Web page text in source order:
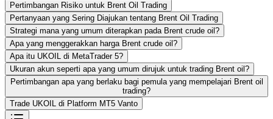
Pertimbangan Risiko untuk Brent Oil Trading
Pertanyaan yang Sering Diajukan tentang Brent Oil Trading
Strategi mana yang umum diterapkan pada Brent crude oil?
Apa yang menggerakkan harga Brent crude oil?
Apa itu UKOIL di MetaTrader 5?
Ukuran akun seperti apa yang umum dirujuk untuk trading Brent oil?
Pertimbangan apa yang berlaku bagi pemula yang mempelajari Brent oil
trading?
Trade UKOIL di Platform MT5 Vanto